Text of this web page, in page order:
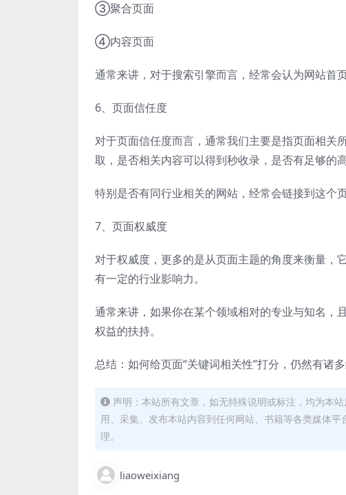
③聚合页面
④内容页面
通常来讲，对于搜索引擎而言，经常会认为网站首
6、页面信任度
对于页面信任度而言，通常我们主要是指页面相关
取，是否相关内容可以得到秒收录，是否有足够的
特别是否有同行业相关的网站，经常会链接到这个
7、页面权威度
对于权威度，更多的是从页面主题的角度来衡量，
有一定的行业影响力。
通常来讲，如果你在某个领域相对的专业与知名，
权益的扶持。
总结：如何给页面“关键词相关性”打分，仍然有诸
声明：本站所有文章，如无特殊说明或标注，均为本
用、采集、发布本站内容到任何网站、书籍等各类媒体
理。
liaoweixiang